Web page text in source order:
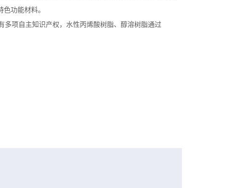
功能材料。
多项自主知识产权，水性丙烯酸树脂、醇溶树脂通过
经营许可及安全生产资质的管理完善的生产基地。